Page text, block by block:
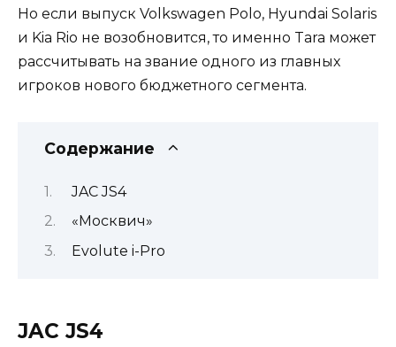
Но если выпуск Volkswagen Polo, Hyundai Solaris
и Kia Rio не возобновится, то именно Tara может
рассчитывать на звание одного из главных
игроков нового бюджетного сегмента.
Содержание
JAC JS4
«Москвич»
Evolute i-Pro
JAC JS4